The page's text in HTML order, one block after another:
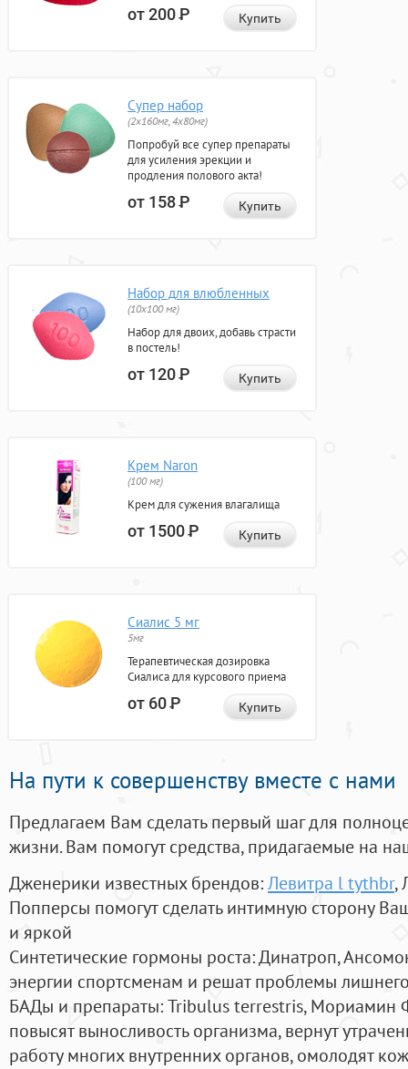
от 200Р Купить
Супер набор
(2х160мг, 4х80мг)
Попробуй все супер препараты
для усиления эрекции и
продления полового акта!
от 158Р Купить
Набор для влюбленных
(10х100 мг)
Набор для двоих, добавь страсти
в постель!
от 120Р Купить
Крем Naron
(100 мг)
Крем для сужения влагалища
от 1500Р Купить
Сиалис 5 мг
5мг
Терапевтическая дозировка
Сиалиса для курсового приема
от 60Р Купить
На пути к совершенству вместе с нами
Предлагаем Вам сделать первый шаг для
жизни. Вам помогут средства, придагаемые на
Дженерики известных брендов:Левитра l tythbr,
Попперсы помогут сделать интимную сторону
и яркой
Синтетические гормоны роста: Динатроп,
энергии спортсменам и решат проблемы
БАДы и препараты:Tribulus terrestris, Мориамин
повысят выносливость организма, вернут
работу многих внутренних органов, омолодят